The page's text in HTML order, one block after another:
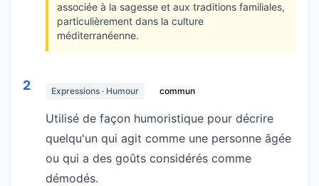
associée à la sagesse et aux traditions familiales,
particulièrement dans la culture
méditerranéenne.
2 Expressions · Humour commun
Utilisé de façon humoristique pour décrire
quelqu'un qui agit comme une personne âgée
ou qui a des goûts considérés comme
démodés.